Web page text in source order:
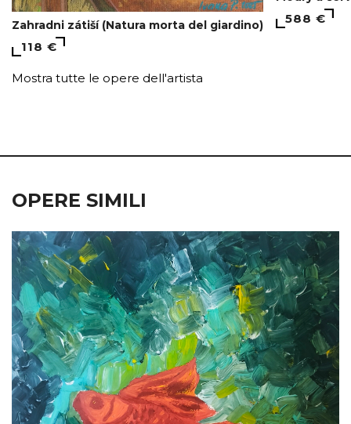
Zahradni zátiší (Natura morta del giardino)
118 €
588 €
Mostra tutte le opere dell'artista
OPERE SIMILI